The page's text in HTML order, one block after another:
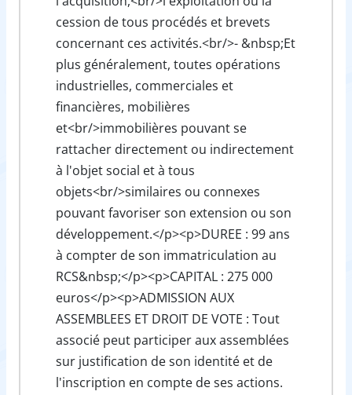
cession de tous procédés et brevets
concernant ces activités.<br/>- &nbsp;Et
plus généralement, toutes opérations
industrielles, commerciales et
financières, mobilières
et<br/>immobilières pouvant se
rattacher directement ou indirectement
à l'objet social et à tous
objets<br/>similaires ou connexes
pouvant favoriser son extension ou son
développement.</p><p>DUREE : 99 ans
à compter de son immatriculation au
RCS&nbsp;</p><p>CAPITAL : 275 000
euros</p><p>ADMISSION AUX
ASSEMBLEES ET DROIT DE VOTE : Tout
associé peut participer aux assemblées
sur justification de son identité et de
l'inscription en compte de ses actions.